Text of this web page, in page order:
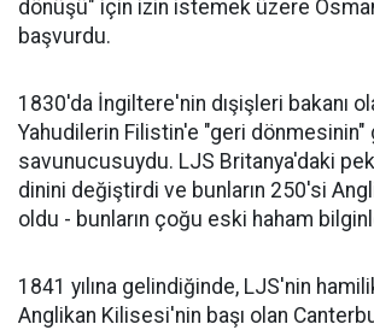
dönüşü" için izin istemek üzere
başvurdu.
1830'da İngiltere'nin dışişleri bakanı
Yahudilerin Filistin'e "geri
savunucusuydu. LJS Britanya'daki
dinini değiştirdi ve bunların 250'si
oldu - bunların çoğu eski haham
1841 yılına gelindiğinde, LJS'nin
Anglikan Kilisesi'nin başı olan